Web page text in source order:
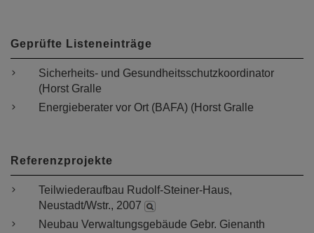
Geprüfte Listeneinträge
Sicherheits- und Gesundheitsschutzkoordinator
(Horst Gralle
Energieberater vor Ort (BAFA) (Horst Gralle
Referenzprojekte
Teilwiederaufbau Rudolf-Steiner-Haus,
Neustadt/Wstr., 2007
Neubau Verwaltungsgebäude Gebr. Gienanth